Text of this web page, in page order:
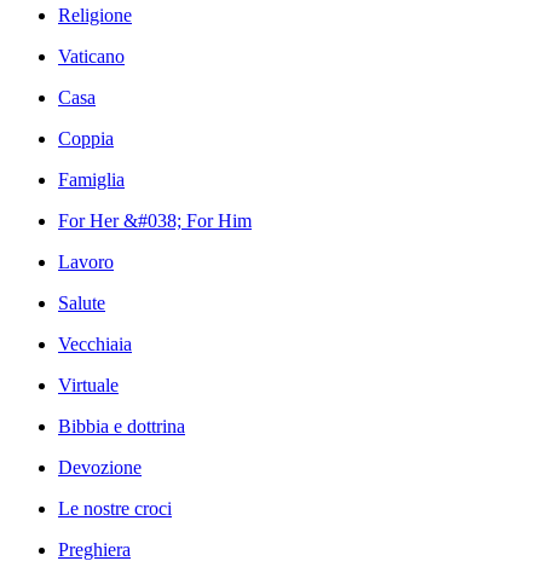
Religione
Vaticano
Casa
Coppia
Famiglia
For Her &#038; For Him
Lavoro
Salute
Vecchiaia
Virtuale
Bibbia e dottrina
Devozione
Le nostre croci
Preghiera